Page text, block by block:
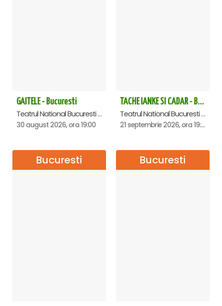
GAITELE - Bucuresti
Teatrul National Bucuresti - Sala Ion Caramitru, Bucuresti
30 august 2026, ora 19:00
TACHE IANKE SI CADAR - Bucuresti
Teatrul National Bucuresti - Sala Ion Caramitru, Bucuresti
21 septembrie 2026, ora 19:00
Bucuresti Bucuresti